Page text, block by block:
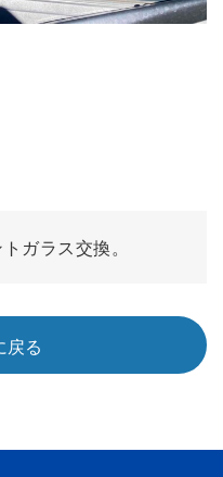
ガラス交換。
戻る